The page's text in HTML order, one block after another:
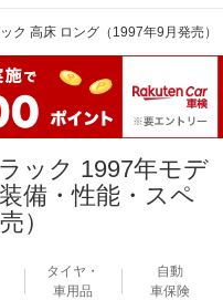
ク 高床 ロング（1997年9月発売）
ック 1997年モデ
備・性能・スペ
）
タイヤ・
車用品
自動
車保険